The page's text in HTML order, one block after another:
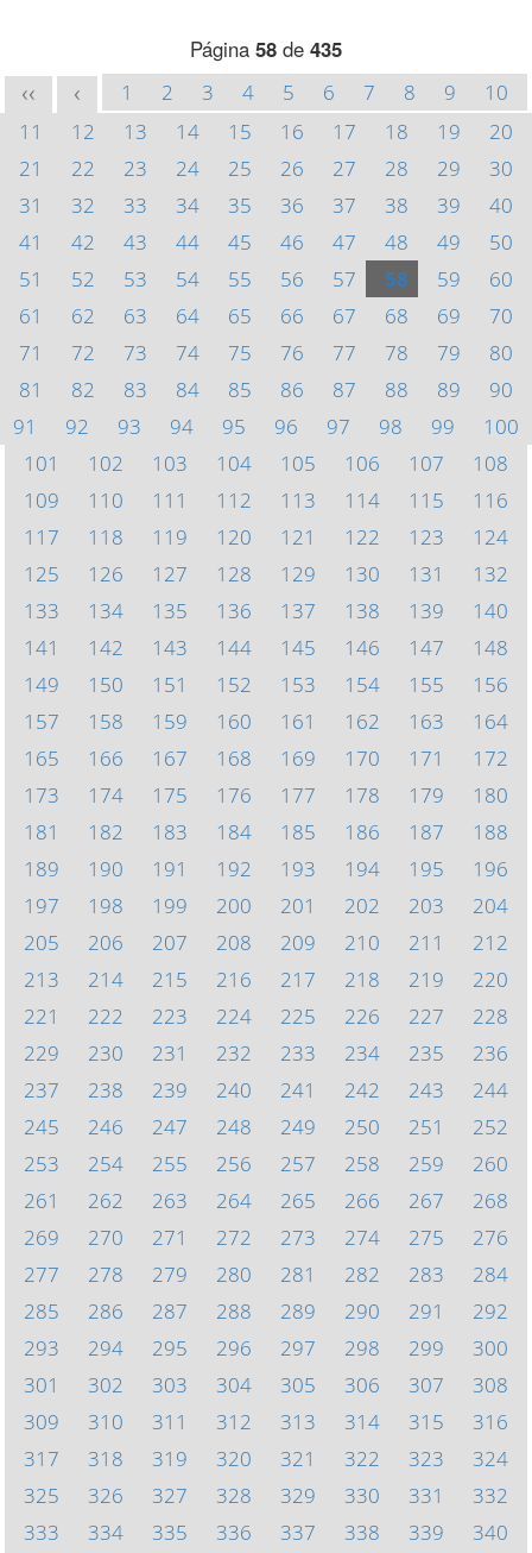
Página 58 de 435
<< < 1 2 3 4 5 6 7 8 9
10
11
12 13 14 15 16 17 18 19
20
21
22 23 24 25 26 27 28 29
30
31
32 33 34 35 36 37 38 39
40
41
42 43 44 45 46 47 48 49
50
51
52 53 54 55 56 57 58 59
60
61
62 63 64 65 66 67 68 69
70
71
72 73 74 75 76 77 78 79
80
81
82 83 84 85 86 87 88 89
90
91
92 93 94 95 96 97 98 99
100
101
102 103 104 105 106 107
108
109
110 111 112 113 114 115
116
117
118 119 120 121 122 123
124
125
126 127 128 129 130 131
132
133
134 135 136 137 138 139
140
141
142 143 144 145 146 147
148
149
150 151 152 153 154 155
156
157
158 159 160 161 162 163
164
165
166 167 168 169 170 171
172
173
174 175 176 177 178 179
180
181
182 183 184 185 186 187
188
189
190 191 192 193 194 195
196
197
198 199 200 201 202 203
204
205
206 207 208 209 210 211
212
213
214 215 216 217 218 219
220
221
222 223 224 225 226 227
228
229
230 231 232 233 234 235
236
237
238 239 240 241 242 243
244
245
246 247 248 249 250 251
252
253
254 255 256 257 258 259
260
261
262 263 264 265 266 267
268
269
270 271 272 273 274 275
276
277
278 279 280 281 282 283
284
285
286 287 288 289 290 291
292
293
294 295 296 297 298 299
300
301
302 303 304 305 306 307
308
309
310 311 312 313 314 315
316
317
318 319 320 321 322 323
324
325
326 327 328 329 330 331
332
333
334 335 336 337 338 339 340